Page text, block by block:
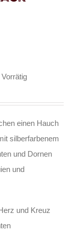
Vorrätig
einen Hauch
silberfarbenem
und Dornen
und
und Kreuz